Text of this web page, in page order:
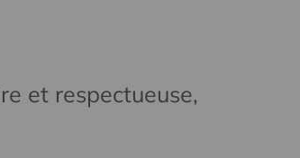
et respectueuse,